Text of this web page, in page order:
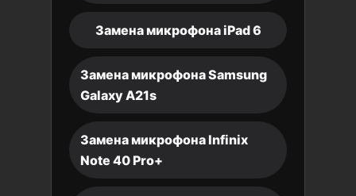
Замена микрофона iPad 6
Замена микрофона Samsung
Galaxy A21s
Замена микрофона Infinix
Note 40 Pro+